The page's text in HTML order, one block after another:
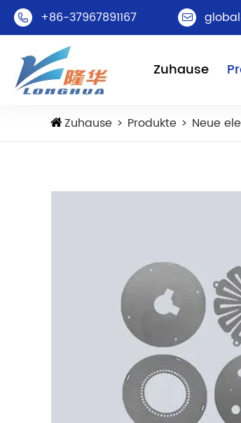
 +86-37967891167 
Zuhause
Zuhause Produkte Neue